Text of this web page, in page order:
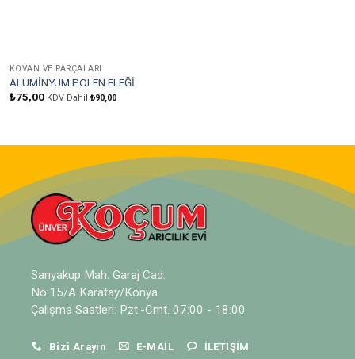
KOVAN VE PARÇALARI
ALÜMİNYUM POLEN ELEĞİ
₺75,00 KDV Dahil ₺90,00
Sarıyakup Mah. Garaj Cad.
No:15/A Karatay/Konya
Çalışma Saatleri: Pzt.-Cmt. 07:00 - 18:00
Bizi Arayın E-MAIL İLETIŞIM